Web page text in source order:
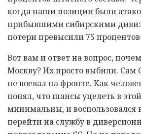
когда наши позиции были
прибывшими сибирскими
потери превысили 75
Вот вам и ответ на вопрос,
Москву? Их просто выбили. Сам
не воевал на фронте. Как
понял, что шансы уцелеть в
минимальны, и воспользовался
перейти на службу в